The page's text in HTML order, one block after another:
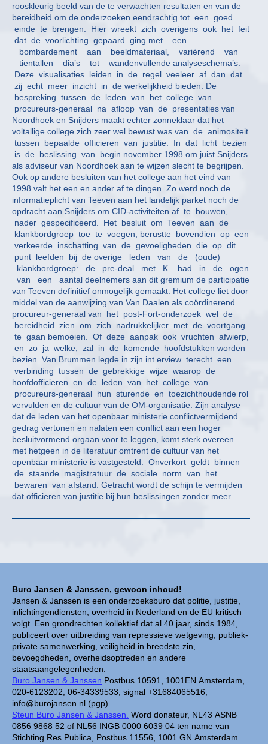
Buro Jansen & Janssen, gewoon inhoud!
Jansen & Janssen is een onderzoeksburo dat politie, justitie,
inlichtingendiensten, overheid in Nederland en de EU kritisch
volgt. Een grondrechten kollektief dat al 40 jaar, sinds 1984,
publiceert over uitbreiding van repressieve wetgeving, publiek-
private samenwerking, veiligheid in breedste zin,
bevoegdheden, overheidsoptreden en andere
staatsaangelegenheden.
Buro Jansen & Janssen Postbus 10591, 1001EN Amsterdam,
020-6123202, 06-34339533, signal +31684065516,
info@burojansen.nl (pgp)
Steun Buro Jansen & Janssen. Word donateur, NL43 ASNB
0856 9868 52 of NL56 INGB 0000 6039 04 ten name van
Stichting Res Publica, Postbus 11556, 1001 GN Amsterdam.
rooskleurig beeld van de te verwachten resultaten en van de
bereidheid om de onderzoeken eendrachtig tot een goed
einde te brengen. Hier wreekt zich overigens ook het feit
dat de voorlichting gepaard ging met een
bombardement aan beeldmateriaal, variërend van
tientallen dia’s tot wandenvullende analyseschema’s.
Deze visualisaties leiden in de regel veeleer af dan dat
zij echt meer inzicht in de werkelijkheid bieden. De
bespreking tussen de leden van het college van
procureurs-generaal na afloop van de presentaties van
Noordhoek en Snijders maakt echter zonneklaar dat het
voltallige college zich zeer wel bewust was van de animositeit
tussen bepaalde officieren van justitie. In dat licht bezien
is de beslissing van begin november 1998 om juist Snijders
als adviseur van Noordhoek aan te wijzen slecht te begrijpen.
Ook op andere besluiten van het college aan het eind van
1998 valt het een en ander af te dingen. Zo werd noch de
informatieplicht van Teeven aan het landelijk parket noch de
opdracht aan Snijders om CID-activiteiten af te bouwen,
nader gespecificeerd. Het besluit om Teeven aan de
klankbordgroep toe te voegen, berustte bovendien op een
verkeerde inschatting van de gevoeligheden die op dit
punt leefden bij de overige leden van de (oude)
klankbordgroep: de pre-deal met K. had in de ogen
van een aantal deelnemers aan dit gremium de participatie
van Teeven definitief onmogelijk gemaakt. Het college liet door
middel van de aanwijzing van Van Daalen als coördinerend
procureur-generaal van het post-Fort-onderzoek wel de
bereidheid zien om zich nadrukkelijker met de voortgang
te gaan bemoeien. Of deze aanpak ook vruchten afwierp,
en zo ja welke, zal in de komende hoofdstukken worden
bezien. Van Brummen legde in zijn int erview terecht een
verbinding tussen de gebrekkige wijze waarop de
hoofdofficieren en de leden van het college van
procureurs-generaal hun sturende en toezichthoudende rol
vervulden en de cultuur van de OM-organisatie. Zijn analyse
dat de leden van het openbaar ministerie conflictvermijdend
gedrag vertonen en nalaten een conflict aan een hoger
besluitvormend orgaan voor te leggen, komt sterk overeen
met hetgeen in de literatuur omtrent de cultuur van het
openbaar ministerie is vastgesteld. Onverkort geldt binnen
de staande magistratuur de sociale norm van het
bewaren van afstand. Getracht wordt de schijn te vermijden
dat officieren van justitie bij hun beslissingen zonder meer